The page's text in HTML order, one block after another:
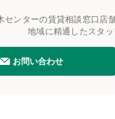
センターの賃貸相談窓口店
地域に精通したスタッ
お問い合わせ